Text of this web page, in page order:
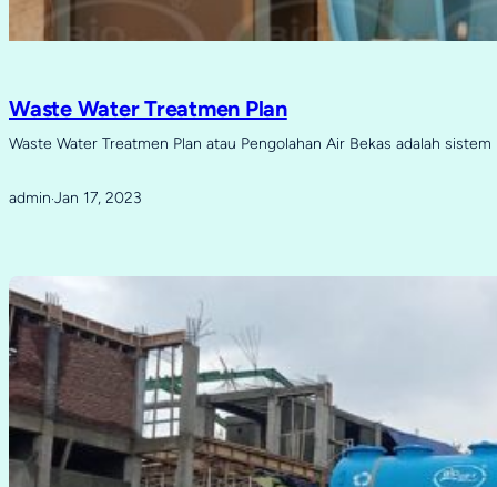
Waste Water Treatmen Plan
Waste Water Treatmen Plan atau Pengolahan Air Bekas adalah
admin·Jan 17, 2023